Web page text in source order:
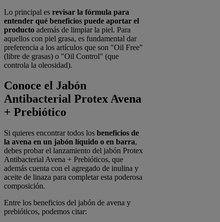
Lo principal es revisar la fórmula para
entender qué beneficios puede aportar el
producto además de limpiar la piel. Para
aquellos con piel grasa, es fundamental dar
preferencia a los artículos que son "Oil Free"
(libre de grasas) o "Oil Control" (que
controla la oleosidad).
Conoce el Jabón
Antibacterial Protex Avena
+ Prebiótico
Si quieres encontrar todos los beneficios de
la avena en un jabón líquido o en barra,
debes probar el lanzamiento del jabón Protex
Antibacterial Avena + Prebióticos, que
además cuenta con el agregado de inulina y
aceite de linaza para completar esta poderosa
composición.
Entre los beneficios del jabón de avena y
prebióticos, podemos citar: